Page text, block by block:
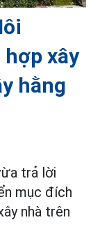
xây
hằng
trả lời
mục đích
nhà trên